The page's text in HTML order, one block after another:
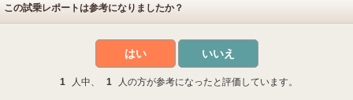
この試乗レポートは参考になりましたか？
はい いいえ
1 人中、 1 人の方が参考になったと評価しています。